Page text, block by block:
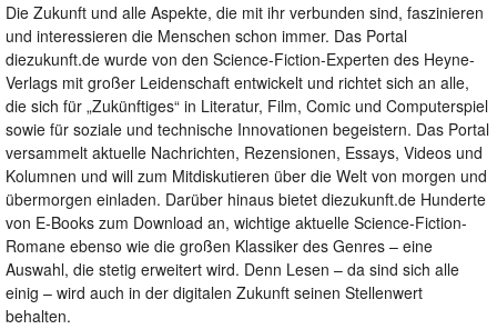
Die Zukunft und alle Aspekte, die mit ihr verbunden sind, faszinieren
und interessieren die Menschen schon immer. Das Portal
diezukunft.de wurde von den Science-Fiction-Experten des Heyne-
Verlags mit großer Leidenschaft entwickelt und richtet sich an alle,
die sich für „Zukünftiges“ in Literatur, Film, Comic und Computerspiel
sowie für soziale und technische Innovationen begeistern. Das Portal
versammelt aktuelle Nachrichten, Rezensionen, Essays, Videos und
Kolumnen und will zum Mitdiskutieren über die Welt von morgen und
übermorgen einladen. Darüber hinaus bietet diezukunft.de Hunderte
von E-Books zum Download an, wichtige aktuelle Science-Fiction-
Romane ebenso wie die großen Klassiker des Genres – eine
Auswahl, die stetig erweitert wird. Denn Lesen – da sind sich alle
einig – wird auch in der digitalen Zukunft seinen Stellenwert
behalten.